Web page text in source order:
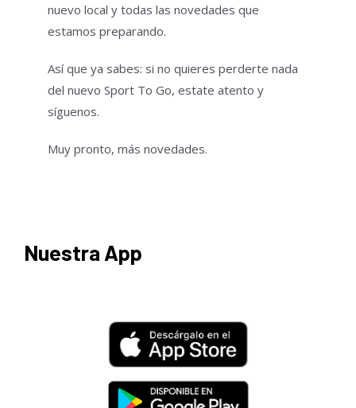
nuevo local y todas las novedades que
estamos preparando.
Así que ya sabes: si no quieres perderte nada
del nuevo Sport To Go, estate atento y
síguenos.
Muy pronto, más novedades.
Nuestra App